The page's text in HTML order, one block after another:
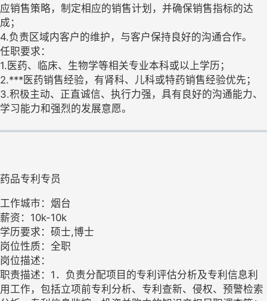
应销售策略，制定相应的销售计划，并确保销售指标的达
成；
4.负责区域内客户的维护，与客户保持良好的沟通合作。
任职要求：
1.医药、临床、生物学等相关专业本科或以上学历；
2.***医药销售经验，有肾科、儿科或特药销售经验优先；
3.积极主动、正直诚信、执行力强，具有良好的沟通能力、
学习能力和强烈的发展意愿。
药品专利专员
工作城市：烟台
薪资：10k-10k
学历要求：硕士,博士
岗位性质：全职
岗位描述：
职责描述：1．负责分配项目的专利评估分析及专利信息利
用工作，包括立项前专利分析、专利查新、侵权、预警检索